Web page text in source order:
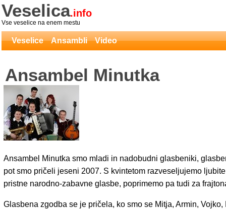
Veselica.info
Vse veselice na enem mestu
Veselice Ansambli Video
Ansambel Minutka
Ansambel Minutka smo mladi in nadobudni glasbeniki,
pot smo pričeli jeseni 2007. S kvintetom razveseljujemo
pristne narodno-zabavne glasbe, poprimemo pa tudi za
Glasbena zgodba se je pričela, ko smo se Mitja, Armin, Vojko,